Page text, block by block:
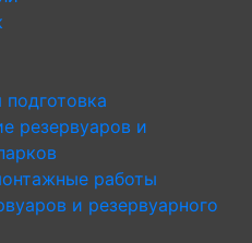
резервуаров и
работы
и резервуарного